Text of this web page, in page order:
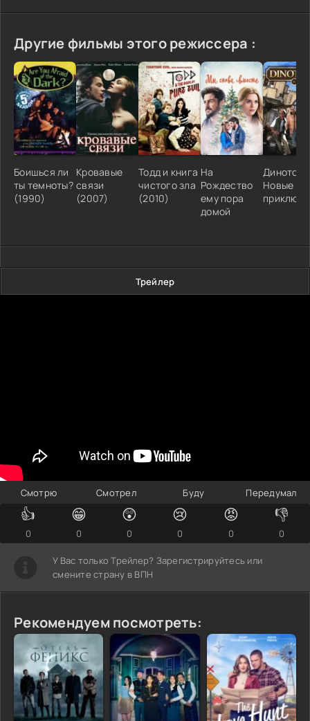
Другие фильмы этого режиссера :
Боишься ли
ты темноты?
(1990)
Кровавые
связи
(2007)
Тодд и книга
чистого зла
(2010)
На
Рождество
ему пора
домой
Новые
Трейлер
Смотрю Смотрел Буду Передумал
👍
0
😁
0
😲
0
😢
0
😡
0
👎
0
У Вас только Трейлер? Зарегистрируйтесь или
смените страну в ВПН
Рекомендуем посмотреть: